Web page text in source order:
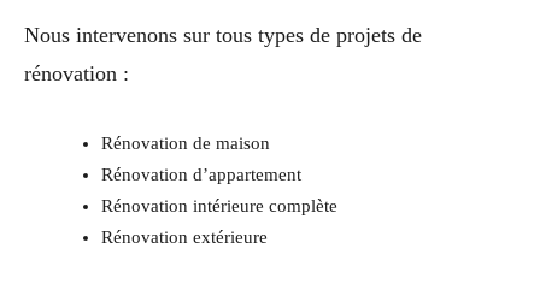
Nous intervenons sur tous types de projets de
rénovation :
Rénovation de maison
Rénovation d’appartement
Rénovation intérieure complète
Rénovation extérieure